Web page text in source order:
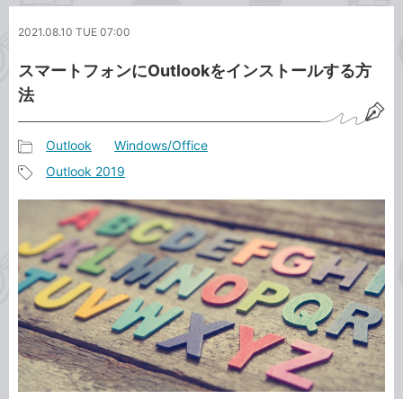
ネ
ト
2021.08.10 TUE 07:00
スマートフォンにOutlookをインストールする方
法
事
カ
ゴ
リ
Outlook Windows/Office
グ
Outlook 2019